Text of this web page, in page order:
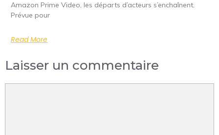
Amazon Prime Video, les départs d’acteurs s’enchaînent.
Prévue pour
Read More
Laisser un commentaire